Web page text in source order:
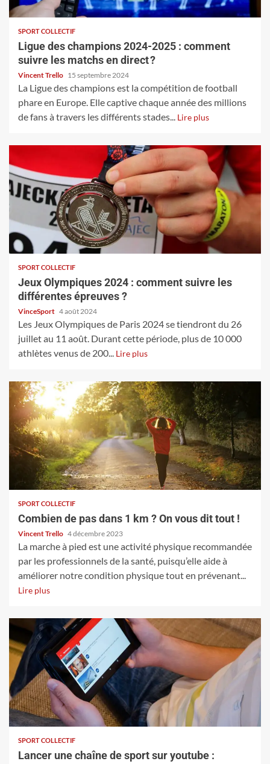
SPORT COLLECTIF
Ligue des champions 2024-2025 : comment
suivre les matchs en direct ?
Vincent Trello 15 septembre 2024
La Ligue des champions est la compétition de football
phare en Europe. Elle captive chaque année des millions
de fans à travers les différents stades... Lire plus
SPORT COLLECTIF
Jeux Olympiques 2024 : comment suivre les
différentes épreuves ?
VinceSport 4 août 2024
Les Jeux Olympiques de Paris 2024 se tiendront du 26
juillet au 11 août. Durant cette période, plus de 10 000
athlètes venus de 200... Lire plus
SPORT COLLECTIF
Combien de pas dans 1 km ? On vous dit tout !
Vincent Trello 4 décembre 2023
La marche à pied est une activité physique recommandée
par les professionnels de la santé, puisqu’elle aide à
améliorer notre condition physique tout en prévenant...
Lire plus
SPORT COLLECTIF
Lancer une chaîne de sport sur youtube :